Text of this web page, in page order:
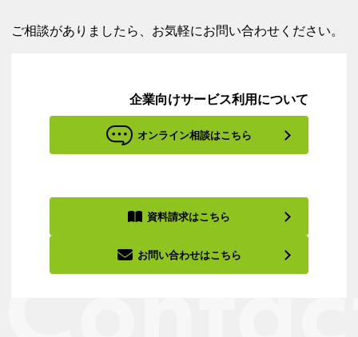
ご相談がありましたら、お気軽にお問い合わせください。
企業向けサービス利用について
オンライン相談はこちら
資料請求はこちら
お問い合わせはこちら